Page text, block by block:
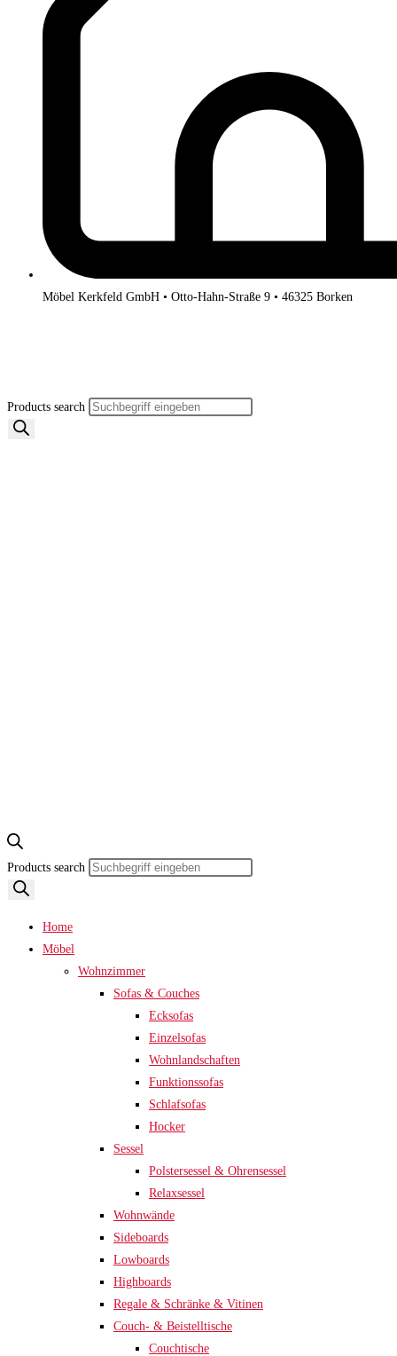
Möbel Kerkfeld GmbH • Otto-Hahn-Straße 9 • 46325 Borken
Products search
Products search
Home
Möbel
Wohnzimmer
Sofas & Couches
Ecksofas
Einzelsofas
Wohnlandschaften
Funktionssofas
Schlafsofas
Hocker
Sessel
Polstersessel & Ohrensessel
Relaxsessel
Wohnwände
Sideboards
Lowboards
Highboards
Regale & Schränke & Vitinen
Couch- & Beistelltische
Couchtische